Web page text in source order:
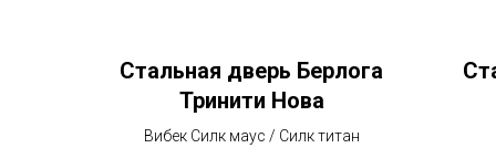
Стальная дверь Берлога
Тринити Нова
Вибек Силк маус / Силк титан